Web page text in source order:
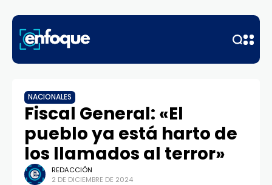
NACIONALES
Fiscal General: «El
pueblo ya está harto de
los llamados al terror»
REDACCIÓN
2 DE DICIEMBRE DE 2024